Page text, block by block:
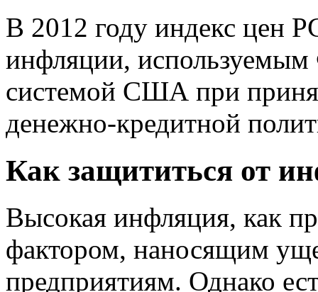
В 2012 году индекс цен
инфляции, используемым
системой США при
денежно-кредитной
Как защититься от
Высокая инфляция, как
фактором, наносящим
предприятиям. Однако